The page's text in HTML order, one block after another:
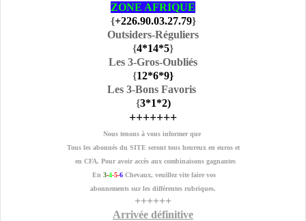
ZONE AFRIQUE
{+226.90.03.27.79}
Outsiders-Réguliers
{4*14*5}
Les 3-Gros-Oubliés
{12*6*9}
Les 3-Bons Favoris
{3*1*2)
+++++++
Nous tenons à vous informer que
Tous les abonnés du SITE seront tous heureux en euros et
en CFA. Pour avoir accès aux combinaisons gagnantes
En 3-4-5-6 Chevaux, veuillez vite faire vos
abonnements sur les différentes rubriques.
++++++
Arrivée définitive